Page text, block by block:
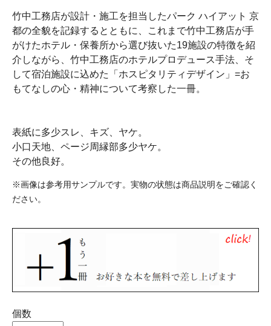
竹中工務店が設計・施工を担当したパーク ハイアット 京
都の全貌を記録するとともに、これまで竹中工務店が手
がけたホテル・保養所から選び抜いた19施設の特徴を紹
介しながら、竹中工務店のホテルプロデュース手法、そ
して宿泊施設に込めた「ホスピタリティデザイン」=お
もてなしの心・精神について考察した一冊。
表紙に多少スレ、キズ、ヤケ。
小口天地、ページ周縁部多少ヤケ。
その他良好。
※画像は参考用サンプルです。実物の状態は商品説明をご確認く
ださい。
個数